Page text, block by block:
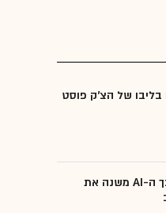
בליבו של הצ'ק פוסט
לא רק קוד: כך ה-AI משנה את